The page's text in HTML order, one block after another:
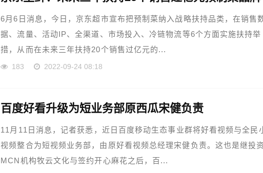
6月6日消息，今日，京东超市宣布把预制菜纳入战略扶持品类，在销售
据、流量、活动IP、全渠道、市场投入、冷链物流等6个方面实施扶持举
措，从而在未来三年扶持20个销售过亿元的...
183 2022-09-24 08:18
百度好看升级为短业务部原西瓜宋健负责
11月11日消息，记者获悉，近日百度移动生态事业群将好看视频与全民
视频整合为短视频业务部，由原好看视频总经理宋健负责。这也是继投资
MCN机构牧云文化与签约开心麻花之后，百...